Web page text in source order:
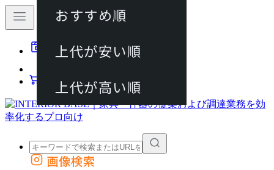
動画マニュアル
カート
外部サイトの商品をカートに追加
画像検索
おすすめ順
上代が安い順
上代が高い順